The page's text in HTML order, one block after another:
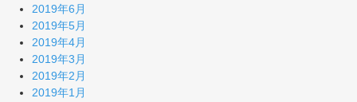
2019年6月
2019年5月
2019年4月
2019年3月
2019年2月
2019年1月